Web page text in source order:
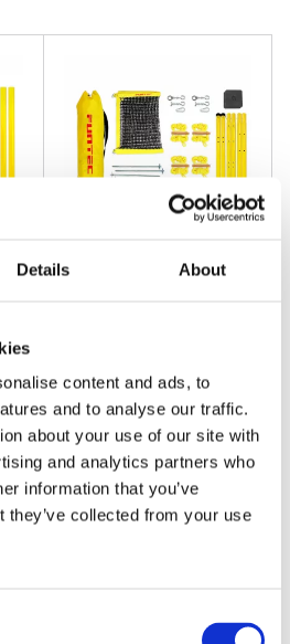
Details About
content and ads, to
and to analyse our traffic.
about your use of our site with
and analytics partners who
information that you’ve
they’ve collected from your use
och strandtennis
2 945kr /Set
8 Set i lager
BASE FAVORIT!